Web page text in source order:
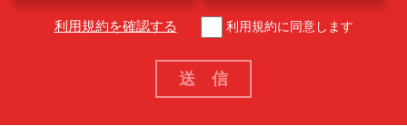
利用規約を確認する 利用規約に同意します